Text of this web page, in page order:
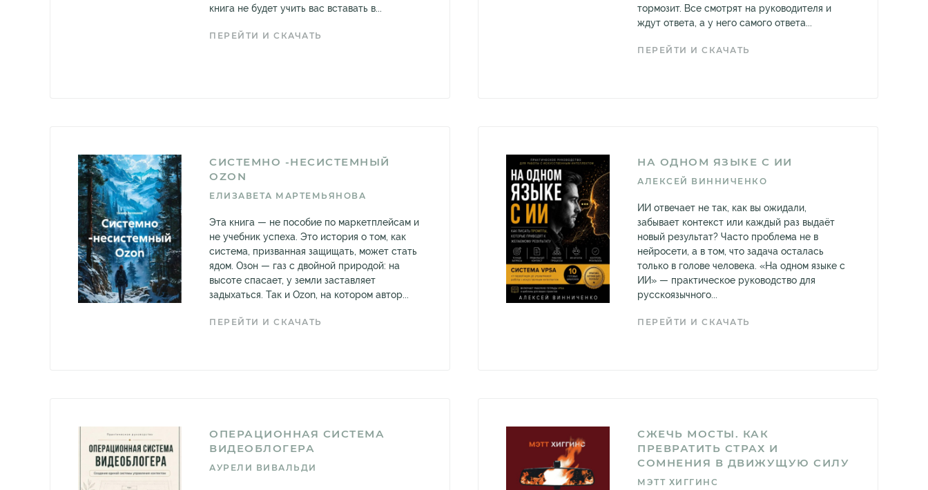
книга не будет учить вас вставать в...
ПЕРЕЙТИ И СКАЧАТЬ
тормозит. Все смотрят на руководителя и
ждут ответа, а у него самого ответа...
ПЕРЕЙТИ И СКАЧАТЬ
СИСТЕМНО -НЕСИСТЕМНЫЙ
OZON
ЕЛИЗАВЕТА МАРТЕМЬЯНОВА
Эта книга — не пособие по маркетплейсам и
не учебник успеха. Это история о том, как
система, призванная защищать, может стать
ядом. Озон — газ с двойной природой: на
высоте спасает, у земли заставляет
задыхаться. Так и Ozon, на котором автор...
ПЕРЕЙТИ И СКАЧАТЬ
НА ОДНОМ ЯЗЫКЕ С ИИ
АЛЕКСЕЙ ВИННИЧЕНКО
ИИ отвечает не так, как вы ожидали,
забывает контекст или каждый раз выдаёт
новый результат? Часто проблема не в
нейросети, а в том, что задача осталась
только в голове человека. «На одном языке с
ИИ» — практическое руководство для
русскоязычного...
ПЕРЕЙТИ И СКАЧАТЬ
ОПЕРАЦИОННАЯ СИСТЕМА
ВИДЕОБЛОГЕРА
АУРЕЛИ ВИВАЛЬДИ
СЖЕЧЬ МОСТЫ. КАК
ПРЕВРАТИТЬ СТРАХ И
СОМНЕНИЯ В ДВИЖУЩУЮ СИЛУ
МЭТТ ХИГГИНС